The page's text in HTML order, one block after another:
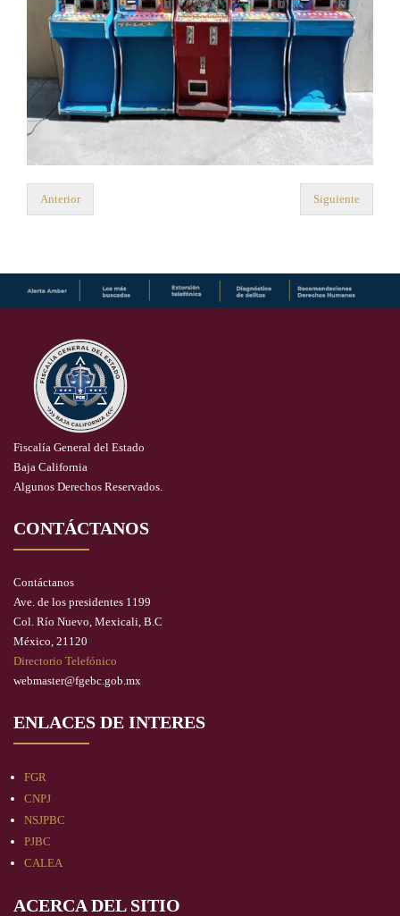
Anterior Siguiente
Fiscalía General del Estado
Baja California
Algunos Derechos Reservados.
CONTÁCTANOS
Contáctanos
Ave. de los presidentes 1199
Col. Río Nuevo, Mexicali, B.C
México, 21120
Directorio Telefónico
webmaster@fgebc.gob.mx
ENLACES DE INTERES
FGR
CNPJ
NSJPBC
PJBC
CALEA
ACERCA DEL SITIO